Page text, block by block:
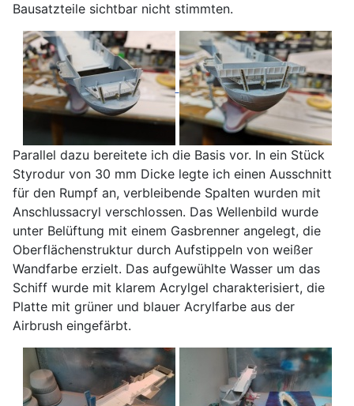
Bausatzteile sichtbar nicht stimmten.
Parallel dazu bereitete ich die Basis vor. In ein Stück
Styrodur von 30 mm Dicke legte ich einen Ausschnitt
für den Rumpf an, verbleibende Spalten wurden mit
Anschlussacryl verschlossen. Das Wellenbild wurde
unter Belüftung mit einem Gasbrenner angelegt, die
Oberflächenstruktur durch Aufstippeln von weißer
Wandfarbe erzielt. Das aufgewühlte Wasser um das
Schiff wurde mit klarem Acrylgel charakterisiert, die
Platte mit grüner und blauer Acrylfarbe aus der
Airbrush eingefärbt.